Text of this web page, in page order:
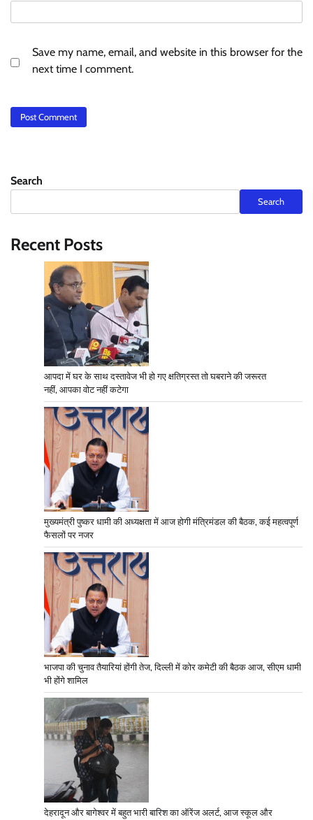
Save my name, email, and website in this browser for the
next time I comment.
Search
Search
Recent Posts
आपदा में घर के साथ दस्तावेज भी हो गए क्षतिग्रस्त तो घबराने की जरूरत
नहीं, आपका वोट नहीं कटेगा
मुख्यमंत्री पुष्कर धामी की अध्यक्षता में आज होगी मंत्रिमंडल की बैठक, कई महत्वपूर्ण
फैसलों पर नजर
भाजपा की चुनाव तैयारियां होंगी तेज, दिल्ली में कोर कमेटी की बैठक आज, सीएम धामी
भी होंगे शामिल
देहरादून और बागेश्वर में बहुत भारी बारिश का ऑरेंज अलर्ट, आज स्कूल और